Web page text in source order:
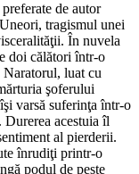
de autor
tragismul unei
În nuvela
doi călători într-o
Naratorul, luat cu
şoferului
varsă suferinţa într-o
Durerea acestuia îl
al pierderii.
înrudiţi printr-o
podul de peste